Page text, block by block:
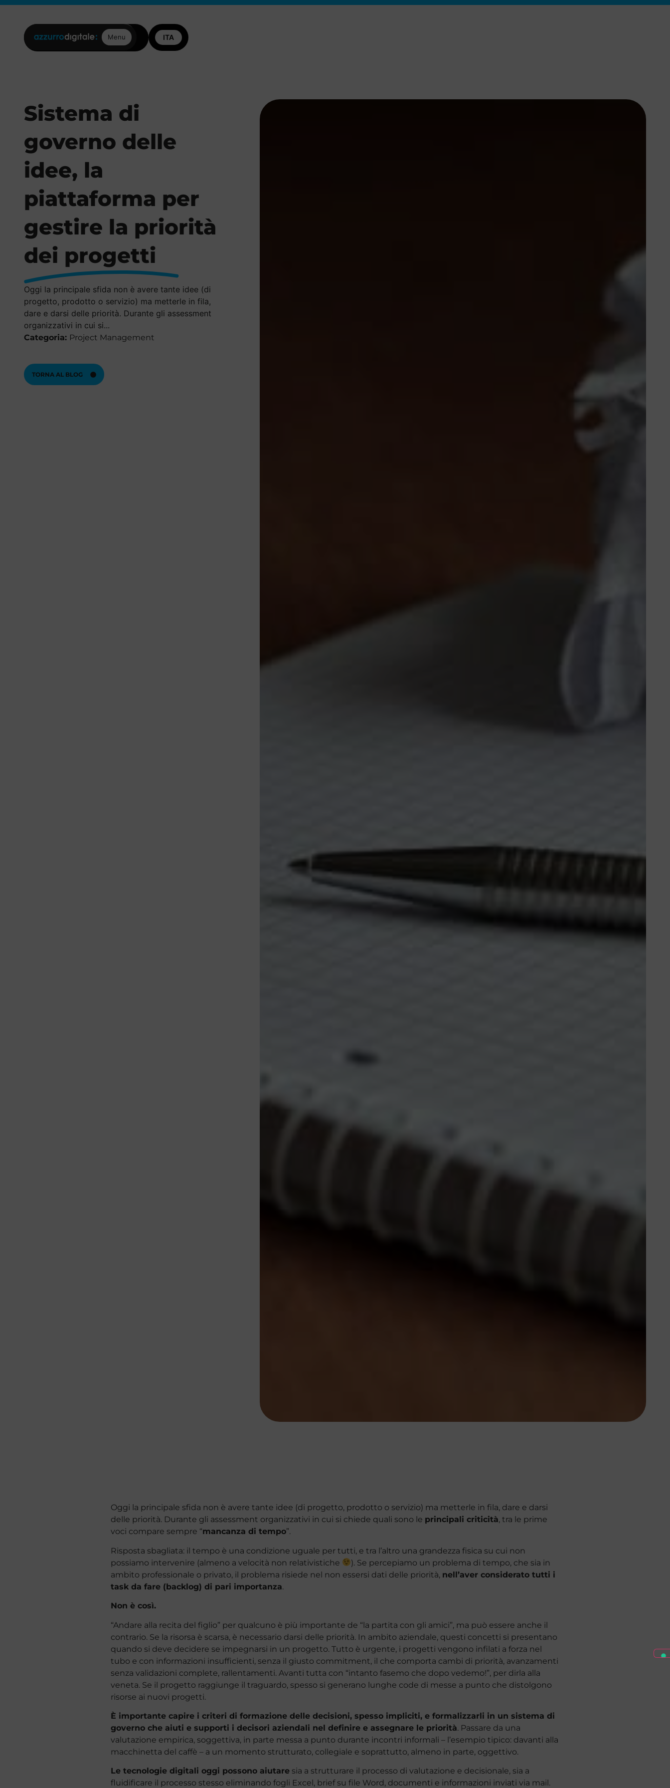
Posizioni aperte
Contattaci
Menu
Sistema di
governo delle
idee, la
piattaforma per
gestire la priorità
dei progetti
Oggi la principale sfida non è avere tante idee (di
progetto, prodotto o servizio) ma metterle in fila,
dare e darsi delle priorità. Durante gli assessment
organizzativi in cui si...
Categoria: Project Management
TORNA AL BLOG
Oggi la principale sfida non è avere tante idee (di progetto, prodotto o servizio) ma metterle in fila, dare e darsi
delle priorità. Durante gli assessment organizzativi in cui si chiede quali sono le principali criticità, tra le prime
voci compare sempre “mancanza di tempo”.
Risposta sbagliata: il tempo è una condizione uguale per tutti, e tra l’altro una grandezza fisica su cui non
possiamo intervenire (almeno a velocità non relativistiche
). Se percepiamo un problema di tempo, che sia in
ambito professionale o privato, il problema risiede nel non essersi dati delle priorità, nell’aver considerato tutti i
task da fare (backlog) di pari importanza.
Non è così.
“Andare alla recita del figlio” per qualcuno è più importante de “la partita con gli amici”, ma può essere anche il
contrario. Se la risorsa è scarsa, è necessario darsi delle priorità. In ambito aziendale, questi concetti si presentano
quando si deve decidere se impegnarsi in un progetto. Tutto è urgente, i progetti vengono infilati a forza nel
tubo e con informazioni insufficienti, senza il giusto commitment, il che comporta cambi di priorità, avanzamenti
senza validazioni complete, rallentamenti. Avanti tutta con “intanto fasemo che dopo vedemo!”, per dirla alla
veneta. Se il progetto raggiunge il traguardo, spesso si generano lunghe code di messe a punto che distolgono
risorse ai nuovi progetti.
È importante capire i criteri di formazione delle decisioni, spesso impliciti, e formalizzarli in un sistema di
governo che aiuti e supporti i decisori aziendali nel definire e assegnare le priorità. Passare da una
valutazione empirica, soggettiva, in parte messa a punto durante incontri informali – l’esempio tipico: davanti alla
macchinetta del caffè – a un momento strutturato, collegiale e soprattutto, almeno in parte, oggettivo.
Le tecnologie digitali oggi possono aiutare sia a strutturare il processo di valutazione e decisionale, sia a
fluidificare il processo stesso eliminando fogli Excel, brief su file Word, documenti e informazioni inviati via mail.